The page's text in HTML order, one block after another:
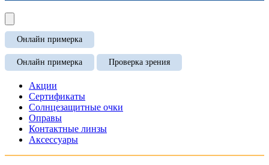
Онлайн примерка
Онлайн примерка Проверка зрения
Акции
Сертификаты
Солнцезащитные очки
Оправы
Контактные линзы
Аксессуары